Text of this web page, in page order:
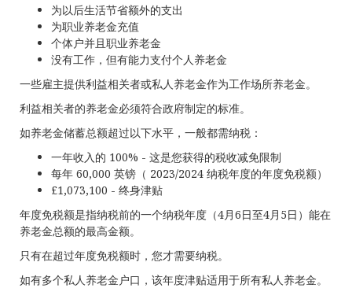
为以后生活节省额外的支出
为职业养老金充值
个体户并且职业养老金
没有工作，但有能力支付个人养老金
一些雇主提供利益相关者或私人养老金作为工作场所养老金。
利益相关者的养老金必须符合政府制定的标准。
如养老金储蓄总额超过以下水平，一般都需纳税：
一年收入的 100% - 这是您获得的税收减免限制
每年 60,000 英镑（ 2023/2024 纳税年度的年度免税额）
£1,073,100 - 终身津贴
年度免税额是指纳税前的一个纳税年度（4月6日至4月5日）能在
养老金总额的最高金额。
只有在超过年度免税额时，您才需要纳税。
如有多个私人养老金户口，该年度津贴适用于所有私人养老金。